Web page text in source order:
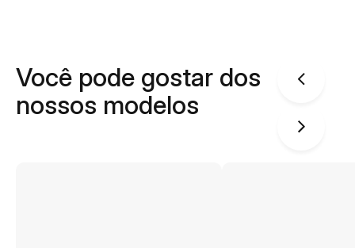
Você pode gostar dos
nossos modelos